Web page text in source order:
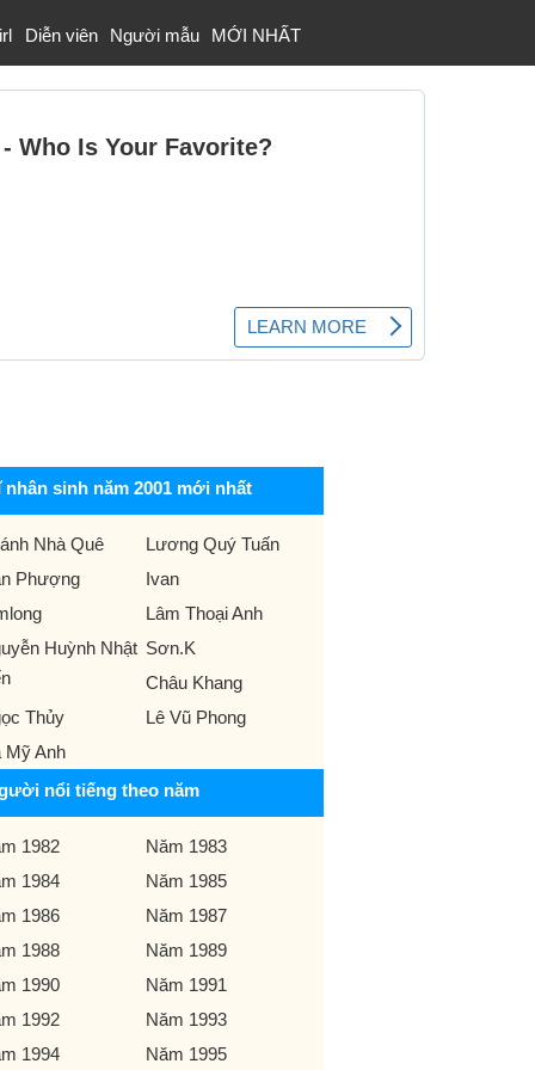
Diễn viên Người mẫu MỚI NHẤT
nhân sinh năm 2001 mới nhất
Nhà Quê
Lương Quý Tuấn
Phượng
Ivan
Lâm Thoại Anh
Huỳnh Nhật Sơn.K
Châu Khang
Thủy
Lê Vũ Phong
Mỹ Anh
nổi tiếng theo năm
1982
Năm 1983
1984
Năm 1985
1986
Năm 1987
1988
Năm 1989
1990
Năm 1991
1992
Năm 1993
1994
Năm 1995